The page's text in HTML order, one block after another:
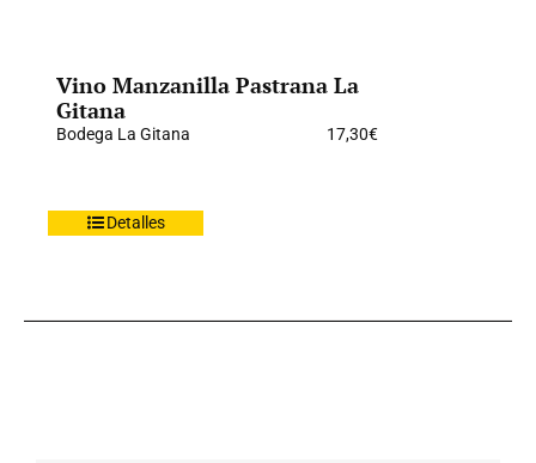
Vino Manzanilla Pastrana La
Gitana
Bodega La Gitana 17,30€
Detalles